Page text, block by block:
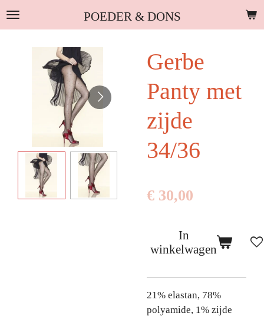
Ga
direct
hoofdinhoud
POEDER & DONS
Gerbe
Panty met
zijde
34/36
€ 30,00
In
winkelwagen
21% elastan, 78%
polyamide, 1% zijde